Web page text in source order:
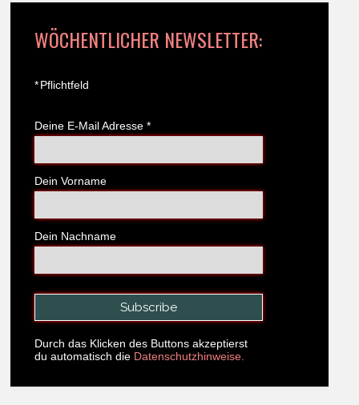
WÖCHENTLICHER NEWSLETTER:
*Pflichtfeld
Deine E-Mail Adresse *
Dein Vorname
Dein Nachname
Durch das Klicken des Buttons akzeptierst
du automatisch die Datenschutzhinweise.